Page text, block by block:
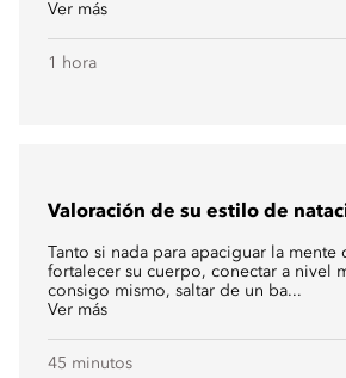
Ver más
1 hora
Valoración de su estilo de
Tanto si nada para apaciguar la mente
fortalecer su cuerpo, conectar a nivel
consigo mismo, saltar de un ba...
Ver más
45 minutos